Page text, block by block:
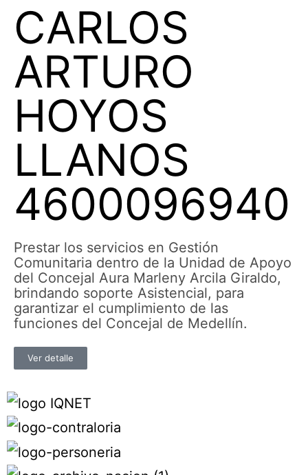
CARLOS
ARTURO
HOYOS
LLANOS
4600096940
Prestar los servicios en Gestión
Comunitaria dentro de la Unidad de Apoyo
del Concejal Aura Marleny Arcila Giraldo,
brindando soporte Asistencial, para
garantizar el cumplimiento de las
funciones del Concejal de Medellín.
Ver detalle